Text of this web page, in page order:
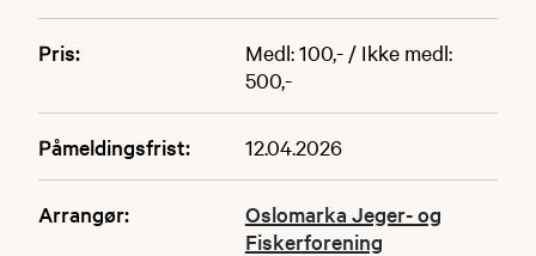
Pris:
Medl: 100,- / Ikke medl:
500,-
Påmeldingsfrist: 12.04.2026
Arrangør:
Oslomarka Jeger- og
Fiskerforening